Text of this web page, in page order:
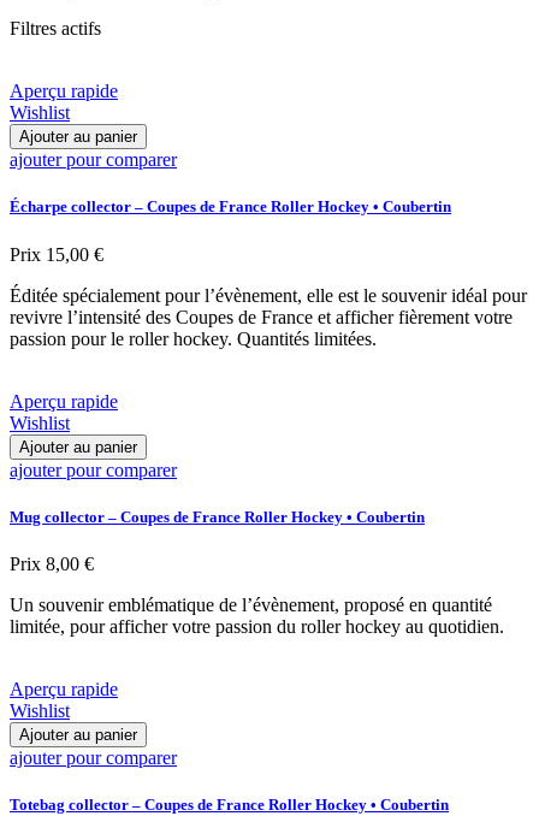
Filtres actifs
Aperçu rapide
Wishlist
Ajouter au panier
ajouter pour comparer
Écharpe collector – Coupes de France Roller Hockey • Coubertin
Prix 15,00 €
Éditée spécialement pour l’évènement, elle est le souvenir idéal pour
revivre l’intensité des Coupes de France et afficher fièrement votre
passion pour le roller hockey. Quantités limitées.
Aperçu rapide
Wishlist
Ajouter au panier
ajouter pour comparer
Mug collector – Coupes de France Roller Hockey • Coubertin
Prix 8,00 €
Un souvenir emblématique de l’évènement, proposé en quantité
limitée, pour afficher votre passion du roller hockey au quotidien.
Aperçu rapide
Wishlist
Ajouter au panier
ajouter pour comparer
Totebag collector – Coupes de France Roller Hockey • Coubertin